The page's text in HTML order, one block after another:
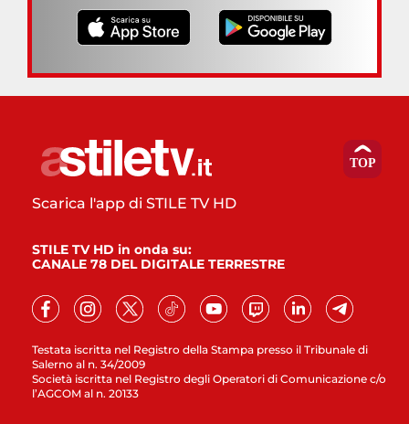
Testata iscritta nel Registro della Stampa presso il Tribunale di
Salerno al n. 34/2009
Società iscritta nel Registro degli Operatori di Comunicazione c/o
l’AGCOM al n. 20133
Scarica l'app di STILE TV HD
STILE TV HD in onda su:
CANALE 78 DEL DIGITALE TERRESTRE